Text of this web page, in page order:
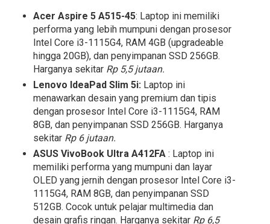
Acer Aspire 5 A515-45: Laptop ini memiliki
performa yang lebih mumpuni dengan prosesor
Intel Core i3-1115G4, RAM 4GB (upgradeable
hingga 20GB), dan penyimpanan SSD 256GB.
Harganya sekitar Rp 5,5 jutaan.
Lenovo IdeaPad Slim 5i: Laptop ini
menawarkan desain yang premium dan tipis
dengan prosesor Intel Core i3-1115G4, RAM
8GB, dan penyimpanan SSD 256GB. Harganya
sekitar Rp 6 jutaan.
ASUS VivoBook Ultra A412FA : Laptop ini
memiliki performa yang mumpuni dan layar
OLED yang jernih dengan prosesor Intel Core i3-
1115G4, RAM 8GB, dan penyimpanan SSD
512GB. Cocok untuk pelajar multimedia dan
desain grafis ringan. Harganya sekitar Rp 6,5